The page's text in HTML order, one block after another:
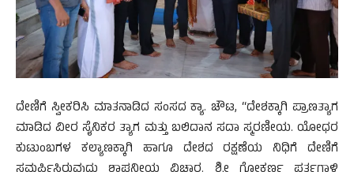
ದೇಣಿಗೆ ಸ್ವೀಕರಿಸಿ ಮಾತನಾಡಿದ ಸಂಸದ ಕ್ಯಾ. ಚೌಟ, “ದೇಶಕ್ಕಾಗಿ ಪ್ರಾಣತ್ಯಾಗ
ಮಾಡಿದ ವೀರ ಸೈನಿಕರ ತ್ಯಾಗ ಮತ್ತು ಬಲಿದಾನ ಸದಾ ಸ್ಮರಣೀಯ. ಯೋಧರ
ಕುಟುಂಬಗಳ ಕಲ್ಯಾಣಕ್ಕಾಗಿ ಹಾಗೂ ದೇಶದ ರಕ್ಷಣೆಯ ನಿಧಿಗೆ ದೇಣಿಗೆ